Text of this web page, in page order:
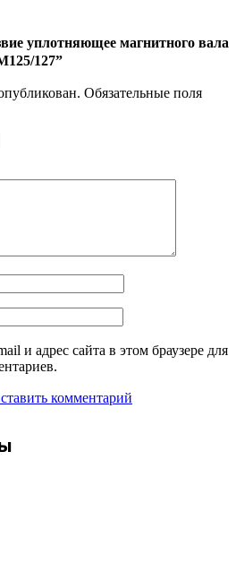
уплотняющее магнитного вала
127”
Обязательные поля
и адрес сайта в этом браузере для
комментарий